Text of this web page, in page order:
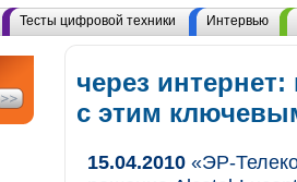
Тесты цифровой техники Интервью
через
с этим
15.04.2010 «ЭР-